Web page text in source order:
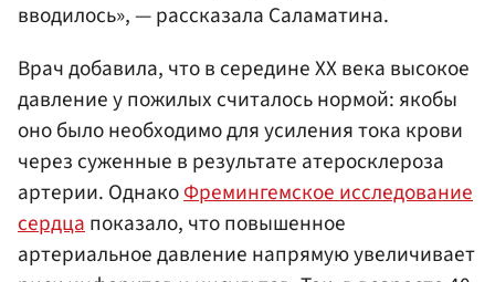
вводилось», — рассказала Саламатина.
Врач добавила, что в середине XX века высокое
давление у пожилых считалось нормой: якобы
оно было необходимо для усиления тока крови
через суженные в результате атеросклероза
артерии. ОднакоФремингемское исследование
сердца показало, что повышенное
артериальное давление напрямую увеличивает